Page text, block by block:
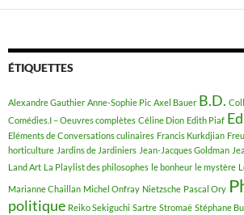
ÉTIQUETTES
Alexandre Gauthier Anne-Sophie Pic Axel Bauer B.D.
Comédies.I – Oeuvres complètes Céline Dion Edith Piaf
Eléments de Conversations culinaires Francis Kurkdjian
horticulture Jardins de Jardiniers Jean-Jacques Goldman
Land Art La Playlist des philosophes le bonheur le mystère
Marianne Chaillan Michel Onfray Nietzsche Pascal Ory
politique Reiko Sekiguchi Sartre Stromaë Stéphane